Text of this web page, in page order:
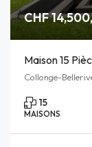
CHF
Maison 15
15
MAISONS